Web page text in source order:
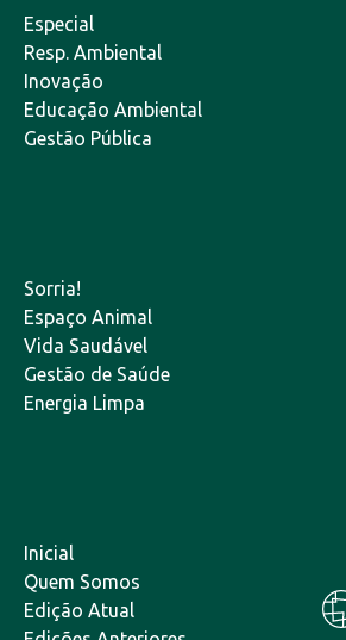
Especial
Resp. Ambiental
Inovação
Educação Ambiental
Gestão Pública
Sorria!
Espaço Animal
Vida Saudável
Gestão de Saúde
Energia Limpa
Inicial
Quem Somos
Edição Atual